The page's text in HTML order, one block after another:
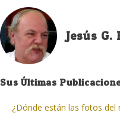
Jesús G.
Sus Últimas
¿Dónde están las fotos del